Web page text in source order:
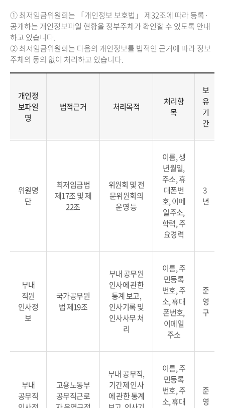
① 최저임금위원회는 「개인정보 보호법」 제32조에 따라 등록·
공개하는 개인정보파일 현황을 정부주체가 확인할 수 있도록 안내
하고 있습니다.
② 최저임금위원회는 다음의 개인정보를 법적인 근거에 따라 정보
주체의 동의 없이 처리하고 있습니다.
개인정
보파일
명
법적근거 처리목적
처리항
목
보
유
기
간
위원명
단
최저임금법
제17조 및 제
22조
위원회 및 전
문위원회의
운영 등
이름, 생
년월일,
주소, 휴
대폰번
호, 이메
일주소,
학력, 주
요경력
3
년
부내
직원
인사정
보
국가공무원
법 제19조
부내 공무원
인사에 관한
통계 보고,
인사기록 및
인사사무 처
리
이름, 주
민등록
번호, 주
소, 휴대
폰번호,
이메일
주소
준
영
구
부내
공무직
고용노동부
공무직근로
부내 공무직,
기간제 인사
에 관한 통계
이름, 주
민등록
번호, 주
소, 휴대
준
영